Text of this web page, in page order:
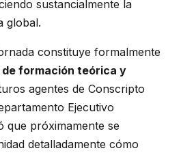
sustancialmente la
global.
constituye formalmente
formación teórica y
agentes de Conscripto
Ejecutivo
que próximamente se
detalladamente cómo